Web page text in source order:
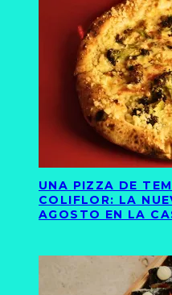
UNA PIZZA DE
COLIFLOR: LA
AGOSTO EN LA